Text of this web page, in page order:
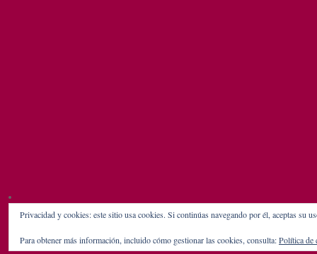
Privacidad y cookies: este sitio usa cookies. Si continúas navegando por él, aceptas su
Para obtener más información, incluido cómo gestionar las cookies, consulta:Política de